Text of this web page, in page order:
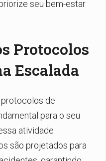
seu bem-estar
Protocolos
Escalada
de
para o seu
atividade
são projetados para